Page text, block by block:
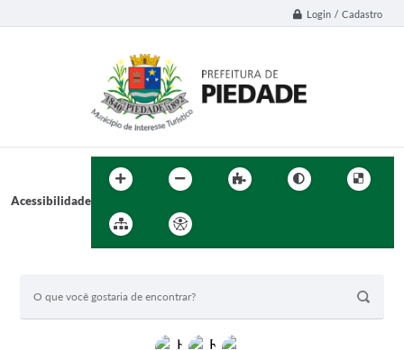
Login / Cadastro
Acessibilidade